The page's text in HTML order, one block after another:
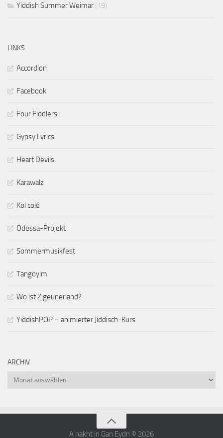
Yiddish Summer Weimar (19)
LINKS
Accordion
Facebook
Four Fiddlers
Gypsy Lyrics
Heart Devils
Karawalz
Kol colé
Odessa-Projekt
Sommermusikfest
Tangoyim
Wo ist Zigeunerland?
YiddishPOP – animierter Jiddisch-Kurs
ARCHIV
Archiv
A nakht in Gan Eydn © 2026